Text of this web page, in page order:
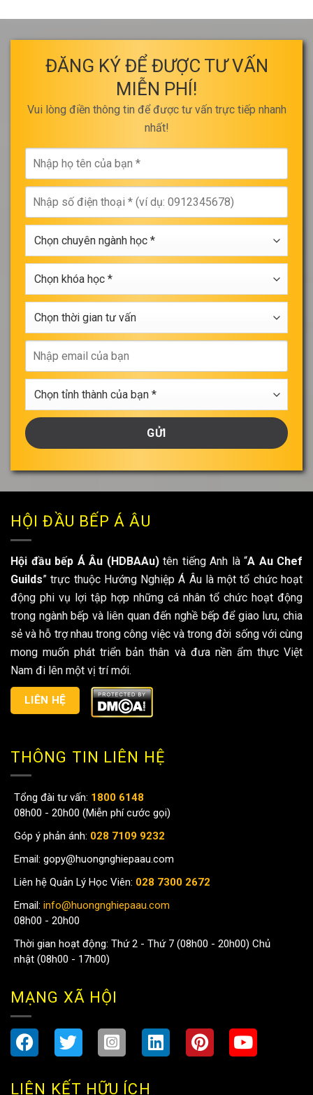
ĐĂNG KÝ ĐỂ ĐƯỢC TƯ VẤN
MIỄN PHÍ!
Vui lòng điền thông tin để được tư vấn trực tiếp nhanh
nhất!
họ
tên
của
bạn
*
số
điện
thoại
*chuyên
ngành
học
*khóa
học
thời
gian
tư
vấn
email
của
bạn
tỉnh
thành
của
bạn
HỘI ĐẦU BẾP Á ÂU
Hội đầu bếp Á Âu (HDBAAu)tên tiếng Anh là “A Au Chef
Guilds” trực thuộc Hướng Nghiệp Á Âu là một tổ chức hoạt
động phi vụ lợi tập hợp những cá nhân tổ chức hoạt động
trong ngành bếp và liên quan đến nghề bếp để giao lưu, chia
sẻ và hỗ trợ nhau trong công việc và trong đời sống với cùng
mong muốn phát triển bản thân và đưa nền ẩm thực Việt
Nam đi lên một vị trí mới.
LIÊN HỆ
THÔNG TIN LIÊN HỆ
Tổng đài tư vấn: 1800 6148
08h00 - 20h00 (Miễn phí cước gọi)
Góp ý phản ánh: 028 7109 9232
Email: gopy@huongnghiepaau.com
Liên hệ Quản Lý Học Viên: 028 7300 2672
Email: info@huongnghiepaau.com
08h00 - 20h00
Thời gian hoạt động: Thứ 2 - Thứ 7 (08h00 - 20h00) Chủ
nhật (08h00 - 17h00)
MẠNG XÃ HỘI
LIÊN KẾT HỮU ÍCH